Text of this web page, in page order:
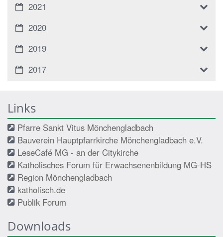
2021
2020
2019
2017
Links
Pfarre Sankt Vitus Mönchengladbach
Bauverein Hauptpfarrkirche Mönchengladbach e.V.
LeseCafé MG - an der Citykirche
Katholisches Forum für Erwachsenenbildung MG-HS
Region Mönchengladbach
katholisch.de
Publik Forum
Downloads